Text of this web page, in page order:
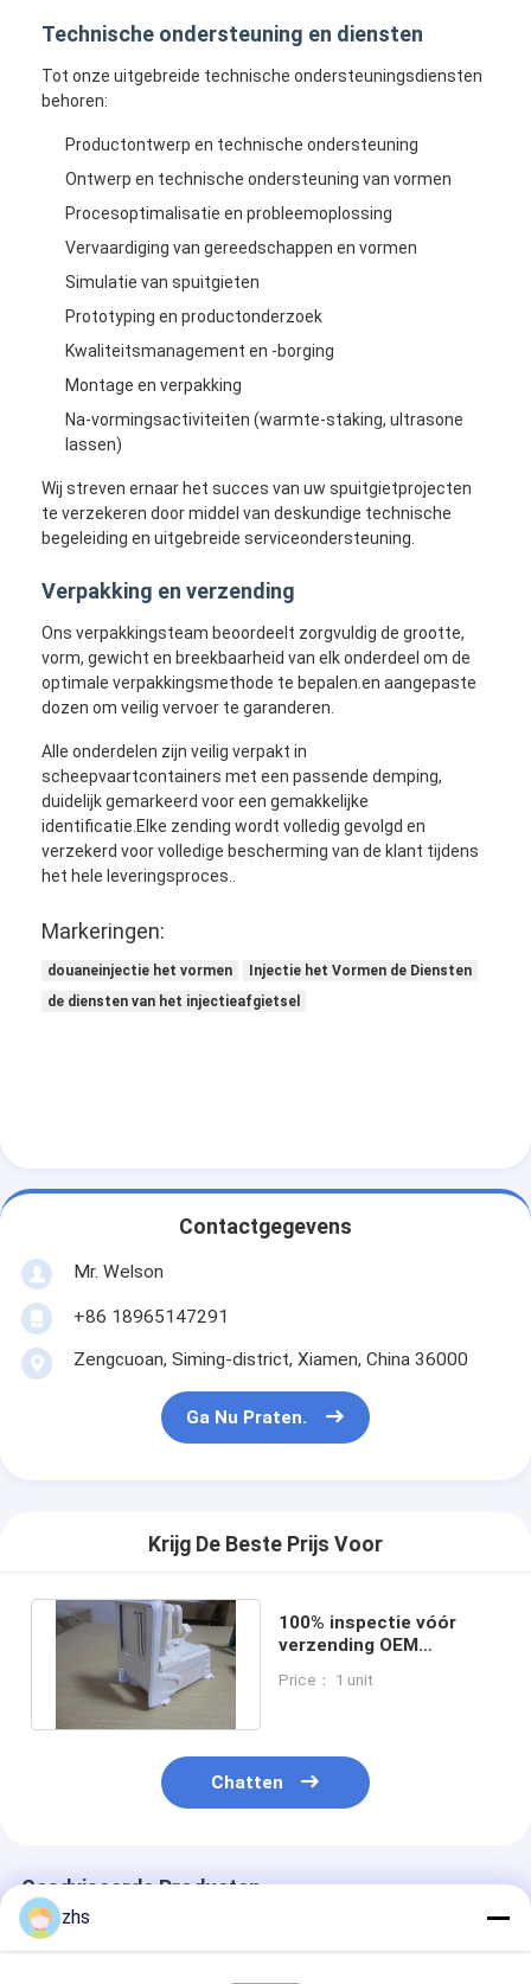
Technische ondersteuning en diensten
Tot onze uitgebreide technische ondersteuningsdiensten
behoren:
Productontwerp en technische ondersteuning
Ontwerp en technische ondersteuning van vormen
Procesoptimalisatie en probleemoplossing
Vervaardiging van gereedschappen en vormen
Simulatie van spuitgieten
Prototyping en productonderzoek
Kwaliteitsmanagement en -borging
Montage en verpakking
Na-vormingsactiviteiten (warmte-staking, ultrasone
lassen)
Wij streven ernaar het succes van uw spuitgietprojecten
te verzekeren door middel van deskundige technische
begeleiding en uitgebreide serviceondersteuning.
Verpakking en verzending
Ons verpakkingsteam beoordeelt zorgvuldig de grootte,
vorm, gewicht en breekbaarheid van elk onderdeel om de
optimale verpakkingsmethode te bepalen.en aangepaste
dozen om veilig vervoer te garanderen.
Alle onderdelen zijn veilig verpakt in
scheepvaartcontainers met een passende demping,
duidelijk gemarkeerd voor een gemakkelijke
identificatie.Elke zending wordt volledig gevolgd en
verzekerd voor volledige bescherming van de klant tijdens
het hele leveringsproces..
Markeringen:
douaneinjectie het vormen
Injectie het Vormen de Diensten
de diensten van het injectieafgietsel
Contactgegevens
Mr. Welson
+86 18965147291
Zengcuoan, Siming-district, Xiamen, China 36000
Ga Nu Praten.
Krijg De Beste Prijs Voor
100% inspectie vóór
verzending OEM
holte ontwerp
Price： 1 unit
Chatten
Geadviseerde Producten
zhs